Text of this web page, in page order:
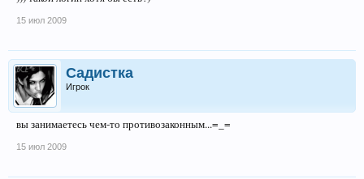
15 июл 2009
Садистка
Игрок
вы занимаетесь чем-то противозаконным...=_=
15 июл 2009